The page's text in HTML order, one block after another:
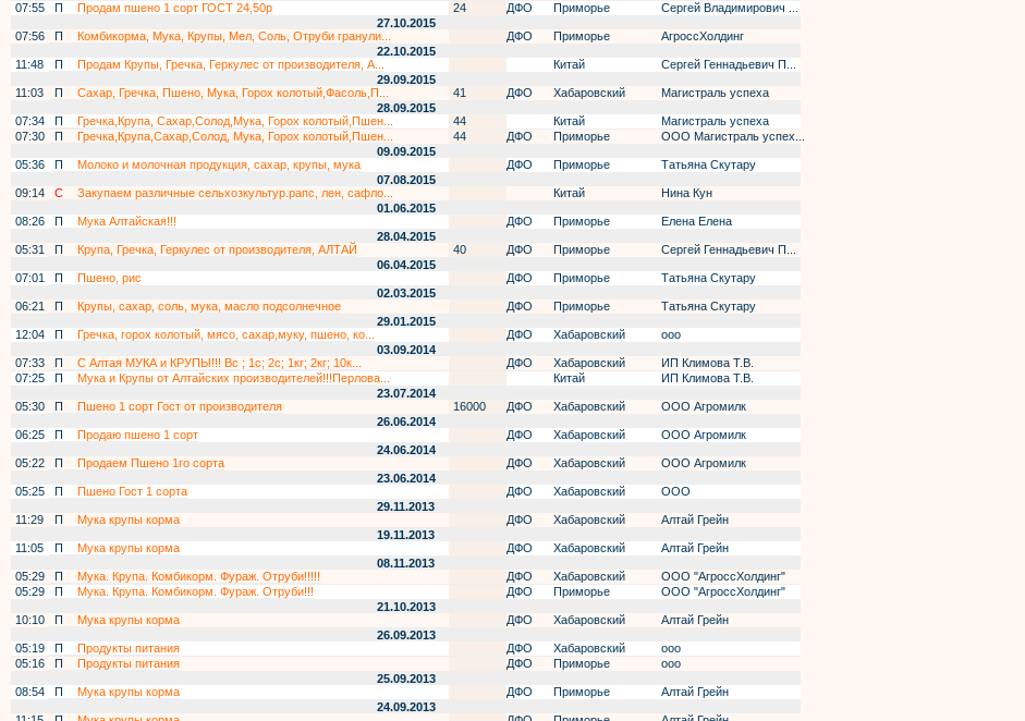
07:55
П Продам пшено 1 сорт ГОСТ 24,50р 24 ДФО Приморье
Сергей Владимирович ...
27.10.2015
07:56
П Комбикорма, Мука, Крупы, Мел, Соль, Отруби гранули... ДФО Приморье
АгроссХолдинг
22.10.2015
11:48
П Продам Крупы, Гречка, Геркулес от производителя, А... Китай
Сергей Геннадьевич П...
29.09.2015
11:03
П Сахар, Гречка, Пшено, Мука, Горох колотый,Фасоль,П... 41 ДФО Хабаровский
Магистраль успеха
28.09.2015
07:34
П Гречка,Крупа, Сахар,Солод,Мука, Горох колотый,Пшен... 44 Китай
Магистраль успеха
07:30
П Гречка,Крупа,Сахар,Солод, Мука, Горох колотый,Пшен... 44 ДФО Приморье
ООО Магистраль успех...
09.09.2015
05:36
П Молоко и молочная продукция, сахар, крупы, мука ДФО Приморье
Татьяна Скутару
07.08.2015
09:14
С Закупаем различные сельхозкультур.рапс, лен, сафло... Китай
Нина Кун
01.06.2015
08:26
П Мука Алтайская!!! ДФО Приморье
Елена Елена
28.04.2015
05:31
П Крупа, Гречка, Геркулес от производителя, АЛТАЙ 40 ДФО Приморье
Сергей Геннадьевич П...
06.04.2015
07:01
П Пшено, рис ДФО Приморье
Татьяна Скутару
02.03.2015
06:21
П Крупы, сахар, соль, мука, масло подсолнечное ДФО Приморье
Татьяна Скутару
29.01.2015
12:04
П Гречка, горох колотый, мясо, сахар,муку, пшено, ко... ДФО Хабаровский
ооо
03.09.2014
07:33
П С Алтая МУКА и КРУПЫ!!! Вс ; 1c; 2c; 1кг; 2кг; 10к... ДФО Хабаровский
ИП Климова Т.В.
07:25
П Мука и Крупы от Алтайских производителей!!!Перлова... Китай
ИП Климова Т.В.
23.07.2014
05:30
П Пшено 1 сорт Гост от производителя 16000 ДФО Хабаровский
ООО Агромилк
26.06.2014
06:25
П Продаю пшено 1 сорт ДФО Хабаровский
ООО Агромилк
24.06.2014
05:22
П Продаем Пшено 1го сорта ДФО Хабаровский
ООО Агромилк
23.06.2014
05:25
П Пшено Гост 1 сорта ДФО Хабаровский
ООО
29.11.2013
11:29
П Мука крупы корма ДФО Хабаровский
Алтай Грейн
19.11.2013
11:05
П Мука крупы корма ДФО Хабаровский
Алтай Грейн
08.11.2013
05:29
П Мука. Крупа. Комбикорм. Фураж. Отруби!!!!! ДФО Хабаровский
ООО "АгроссХолдинг"
05:29
П Мука. Крупа. Комбикорм. Фураж. Отруби!!! ДФО Приморье
ООО "АгроссХолдинг"
21.10.2013
10:10
П Мука крупы корма ДФО Хабаровский
Алтай Грейн
26.09.2013
05:19
П Продукты питания ДФО Хабаровский
ооо
05:16
П Продукты питания ДФО Приморье
ооо
25.09.2013
08:54
П Мука крупы корма ДФО Приморье
Алтай Грейн
24.09.2013